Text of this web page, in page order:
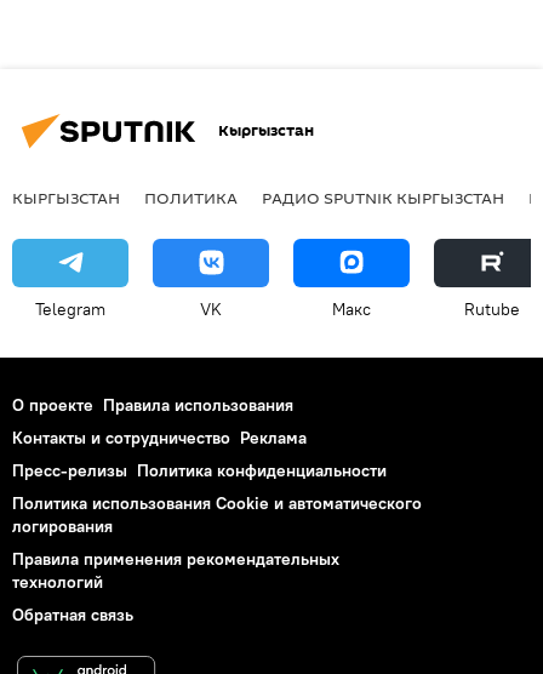
Кыргызстан
КЫРГЫЗСТАН ПОЛИТИКА РАДИО SPUTNIK КЫРГЫЗСТАН
Telegram VK Макс Rutube
О проекте Правила использования
Контакты и сотрудничество Реклама
Пресс-релизы Политика конфиденциальности
Политика использования Cookie и автоматического
логирования
Правила применения рекомендательных
технологий
Обратная связь